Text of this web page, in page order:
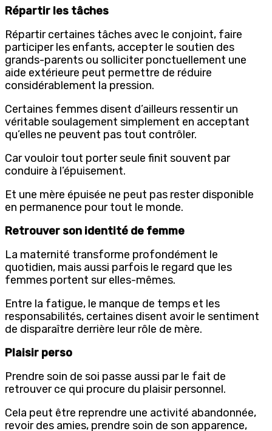
Répartir les tâches
Répartir certaines tâches avec le conjoint, faire
participer les enfants, accepter le soutien des
grands-parents ou solliciter ponctuellement une
aide extérieure peut permettre de réduire
considérablement la pression.
Certaines femmes disent d’ailleurs ressentir un
véritable soulagement simplement en acceptant
qu’elles ne peuvent pas tout contrôler.
Car vouloir tout porter seule finit souvent par
conduire à l’épuisement.
Et une mère épuisée ne peut pas rester disponible
en permanence pour tout le monde.
Retrouver son identité de femme
La maternité transforme profondément le
quotidien, mais aussi parfois le regard que les
femmes portent sur elles-mêmes.
Entre la fatigue, le manque de temps et les
responsabilités, certaines disent avoir le sentiment
de disparaître derrière leur rôle de mère.
Plaisir perso
Prendre soin de soi passe aussi par le fait de
retrouver ce qui procure du plaisir personnel.
Cela peut être reprendre une activité abandonnée,
revoir des amies, prendre soin de son apparence,